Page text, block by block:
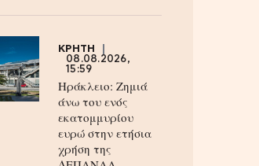
ΚΡΗΤΗ
08.08.2026,
15:59
Ηράκλειο: Ζημιά
άνω του ενός
εκατομμυρίου
ευρώ στην ετήσια
χρήση της